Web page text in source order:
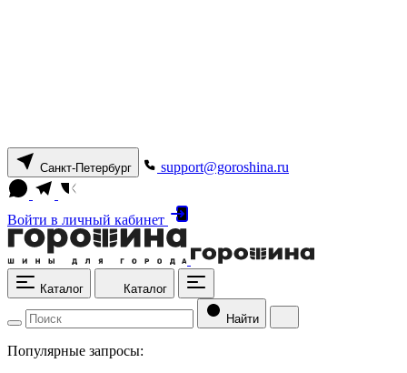
Санкт-Петербург support@goroshina.ru
Войти в личный кабинет
Каталог Каталог
Найти
Популярные запросы: